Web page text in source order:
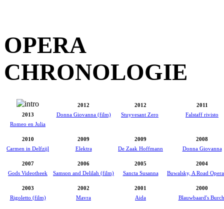
OPERA
CHRONOLOGIE
2013
Romeo en Julia
2012
Donna Giovanna (film)
2012
Stuyvesant Zero
2011
Falstaff rivisto
2010
Carmen in Delfzijl
2009
Elektra
2009
De Zaak Hoffmann
2008
Donna Giovanna
2007
Gods Videotheek
2006
Samson and Delilah (film)
2005
Sancta Susanna
2004
Buwalsky, A Road
2003
Rigoletto (film)
2002
Mavra
2001
Aida
2000
Blauwbaard's